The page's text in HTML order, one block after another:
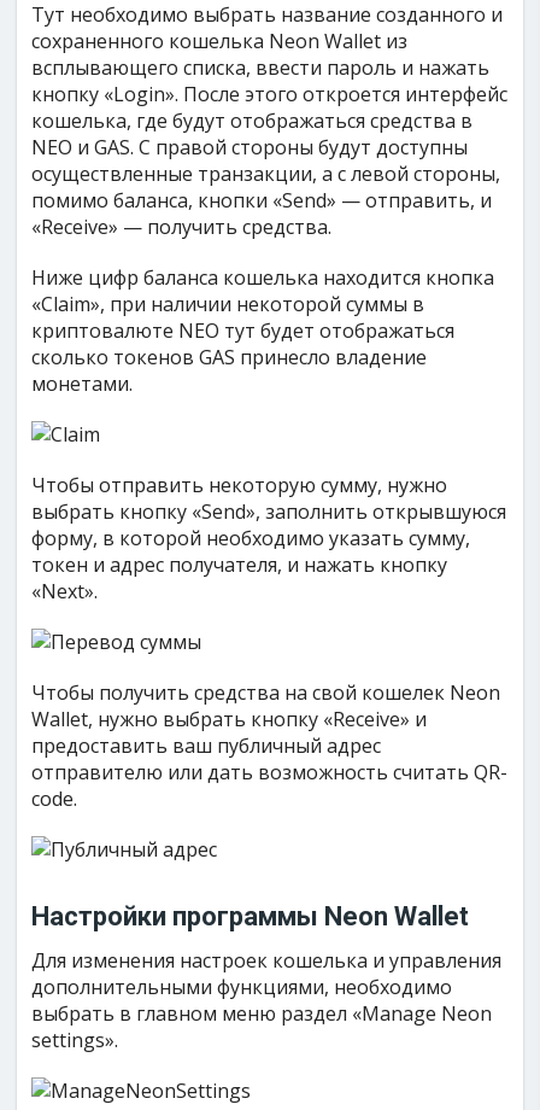
Тут необходимо выбрать название созданного и
сохраненного кошелька Neon Wallet из
всплывающего списка, ввести пароль и нажать
кнопку «Login». После этого откроется интерфейс
кошелька, где будут отображаться средства в
NEO и GAS. С правой стороны будут доступны
осуществленные транзакции, а с левой стороны,
помимо баланса, кнопки «Send» — отправить, и
«Receive» — получить средства.
Ниже цифр баланса кошелька находится кнопка
«Claim», при наличии некоторой суммы в
криптовалюте NEO тут будет отображаться
сколько токенов GAS принесло владение
монетами.
Чтобы отправить некоторую сумму, нужно
выбрать кнопку «Send», заполнить открывшуюся
форму, в которой необходимо указать сумму,
токен и адрес получателя, и нажать кнопку
«Next».
Чтобы получить средства на свой кошелек Neon
Wallet, нужно выбрать кнопку «Receive» и
предоставить ваш публичный адрес
отправителю или дать возможность считать QR-
code.
Настройки программы Neon Wallet
Для изменения настроек кошелька и управления
дополнительными функциями, необходимо
выбрать в главном меню раздел «Manage Neon
settings».